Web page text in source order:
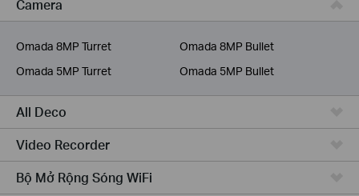
Dịch Vụ Viễn Thông
Camera
Omada 8MP Turret
Omada 8MP Bullet
Omada 5MP Turret
Omada 5MP Bullet
All Deco
Video Recorder
Bộ Mở Rộng Sóng WiFi